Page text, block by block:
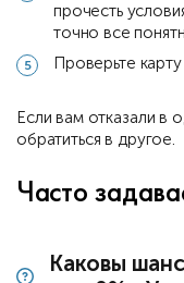
прочесть
точно все
Проверьте
Если вам отказали в
обратиться в другое.
Часто
Каковы